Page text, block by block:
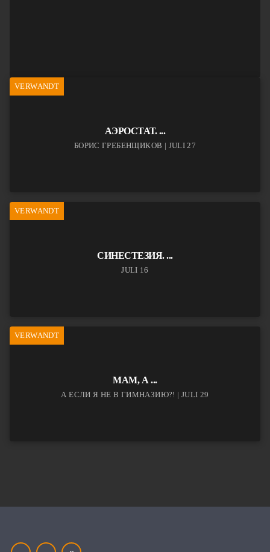
VERWANDT
АЭРОСТАТ. ...
БОРИС ГРЕБЕНЩИКОВ | JULI 27
VERWANDT
СИНЕСТЕЗИЯ. ...
JULI 16
VERWANDT
МАМ, А ...
А ЕСЛИ Я НЕ В ГИМНАЗИЮ?! | JULI 29